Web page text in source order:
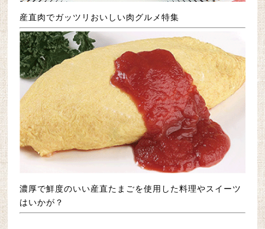
2018/08/16京築のお店「ここや」が追加になりました。
2018/08/16筑豊のお店「ジャム ジル スイーツ」が追加に
なりました。
2018/08/08
北九州のお店「ルヴァン」・施設「スマイル
ハウス」が追加になりました。
2018/08/03北九州のお店「キッチン梵」が追加になりま
した。
2018/07/31ホームページを公開しました。
産直肉でガッツリおいしい肉グルメ特集
濃厚で鮮度のいい産直たまごを使用した料理やスイーツ
はいかが？